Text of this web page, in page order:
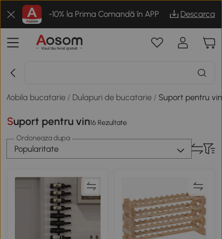
-10% la Prima Comandă în APP Descarca
Mobila bucatarie / Dulapuri de bucatarie / Suport pentru vin
Suport pentru vin16 Rezultate
Ordoneaza dupa
Popularitate